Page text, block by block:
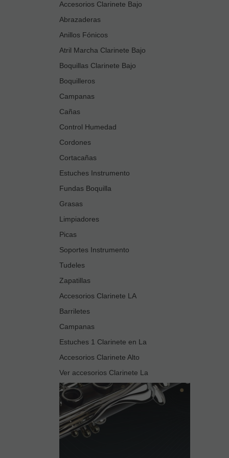
Accesorios Clarinete Bajo
Abrazaderas
Anillos Fónicos
Atril Marcha Clarinete Bajo
Boquillas Clarinete Bajo
Boquilleros
Campanas
Cañas
Control Humedad
Cordones
Cortacañas
Estuches Instrumento
Fundas Boquilla
Grasas
Limpiadores
Picas
Soportes Instrumento
Tudeles
Zapatillas
Accesorios Clarinete LA
Barriletes
Campanas
Estuches 1 Clarinete en La
Accesorios Clarinete Alto
Ver accesorios Clarinete La